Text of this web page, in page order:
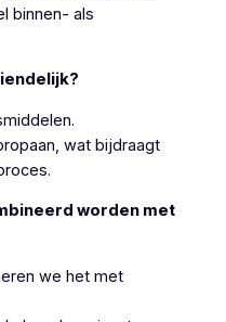
binnen- als
wat bijdraagt
worden met
we het met